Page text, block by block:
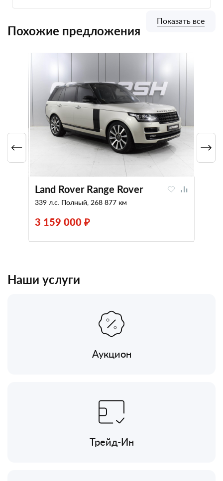
Похожие предложения
Land Rover Range Rover
339 л.с. Полный, 268 877 км
3 159 000 ₽
Показать все
Наши услуги
Аукцион
Трейд-Ин